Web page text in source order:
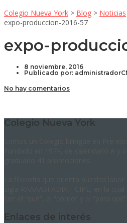
Colegio Nueva York > Blog > Noticias
expo-produccion-2016-57
expo-
8 noviembre, 2016
Publicado por:
No hay comentarios
Colegio Nueva York
Enlaces de interés